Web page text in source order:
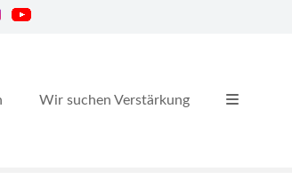
Wir suchen Verstärkung